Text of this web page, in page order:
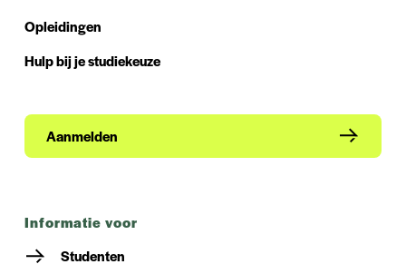
Opleidingen
Hulp bij je studiekeuze
Aanmelden
informatie voor
Studenten